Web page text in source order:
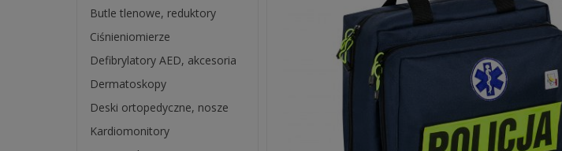
Butle tlenowe, reduktory
Ciśnieniomierze
Defibrylatory AED, akcesoria
Dermatoskopy
Deski ortopedyczne, nosze
Kardiomonitory